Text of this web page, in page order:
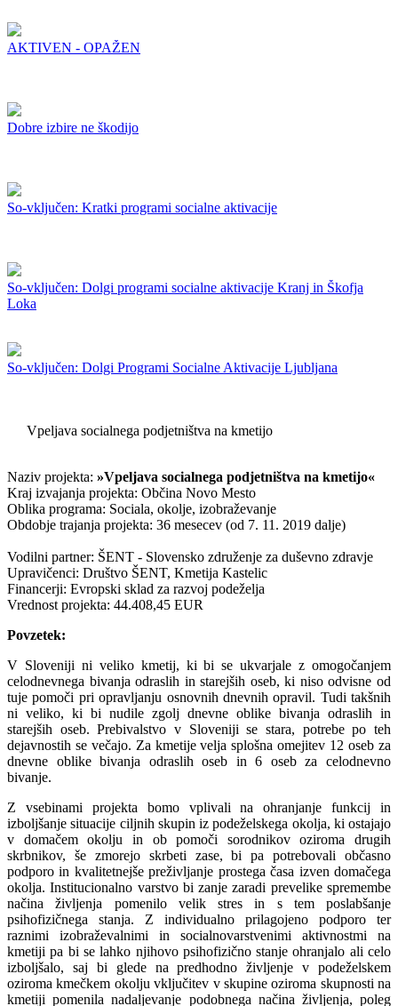
AKTIVEN - OPAŽEN
Dobre izbire ne škodijo
So-vključen: Kratki programi socialne aktivacije
So-vključen: Dolgi programi socialne aktivacije Kranj in Škofja
Loka
So-vključen: Dolgi Programi Socialne Aktivacije Ljubljana
Vpeljava socialnega podjetništva na kmetijo
Naziv projekta: »Vpeljava socialnega podjetništva na kmetijo«
Kraj izvajanja projekta: Občina Novo Mesto
Oblika programa: Sociala, okolje, izobraževanje
Obdobje trajanja projekta: 36 mesecev (od 7. 11. 2019 dalje)
Vodilni partner: ŠENT - Slovensko združenje za duševno zdravje
Upravičenci: Društvo ŠENT, Kmetija Kastelic
Financerji: Evropski sklad za razvoj podeželja
Vrednost projekta: 44.408,45 EUR
Povzetek:
V Sloveniji ni veliko kmetij, ki bi se ukvarjale z omogočanjem
celodnevnega bivanja odraslih in starejših oseb, ki niso odvisne od
tuje pomoči pri opravljanju osnovnih dnevnih opravil. Tudi takšnih
ni veliko, ki bi nudile zgolj dnevne oblike bivanja odraslih in
starejših oseb. Prebivalstvo v Sloveniji se stara, potrebe po teh
dejavnostih se večajo. Za kmetije velja splošna omejitev 12 oseb za
dnevne oblike bivanja odraslih oseb in 6 oseb za celodnevno
bivanje.
Z vsebinami projekta bomo vplivali na ohranjanje funkcij in
izboljšanje situacije ciljnih skupin iz podeželskega okolja, ki ostajajo
v domačem okolju in ob pomoči sorodnikov oziroma drugih
skrbnikov, še zmorejo skrbeti zase, bi pa potrebovali občasno
podporo in kvalitetnejše preživljanje prostega časa izven domačega
okolja. Institucionalno varstvo bi zanje zaradi prevelike spremembe
načina življenja pomenilo velik stres in s tem poslabšanje
psihofizičnega stanja. Z individualno prilagojeno podporo ter
raznimi izobraževalnimi in socialnovarstvenimi aktivnostmi na
kmetiji pa bi se lahko njihovo psihofizično stanje ohranjalo ali celo
izboljšalo, saj bi glede na predhodno življenje v podeželskem
oziroma kmečkem okolju vključitev v skupine oziroma skupnosti na
kmetiji pomenila nadaljevanje podobnega načina življenja, poleg